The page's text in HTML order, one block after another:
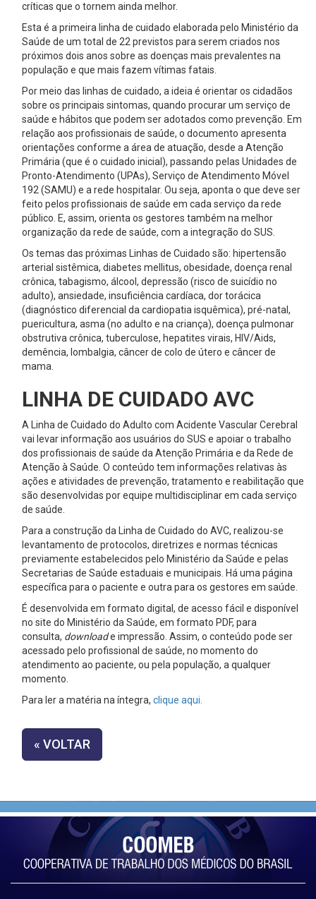
críticas que o tornem ainda melhor.
Esta é a primeira linha de cuidado elaborada pelo Ministério da
Saúde de um total de 22 previstos para serem criados nos
próximos dois anos sobre as doenças mais prevalentes na
população e que mais fazem vítimas fatais.
Por meio das linhas de cuidado, a ideia é orientar os cidadãos
sobre os principais sintomas, quando procurar um serviço de
saúde e hábitos que podem ser adotados como prevenção. Em
relação aos profissionais de saúde, o documento apresenta
orientações conforme a área de atuação, desde a Atenção
Primária (que é o cuidado inicial), passando pelas Unidades de
Pronto-Atendimento (UPAs), Serviço de Atendimento Móvel
192 (SAMU) e a rede hospitalar. Ou seja, aponta o que deve ser
feito pelos profissionais de saúde em cada serviço da rede
público. E, assim, orienta os gestores também na melhor
organização da rede de saúde, com a integração do SUS.
Os temas das próximas Linhas de Cuidado são: hipertensão
arterial sistêmica, diabetes mellitus, obesidade, doença renal
crônica, tabagismo, álcool, depressão (risco de suicídio no
adulto), ansiedade, insuficiência cardíaca, dor torácica
(diagnóstico diferencial da cardiopatia isquêmica), pré-natal,
puericultura, asma (no adulto e na criança), doença pulmonar
obstrutiva crônica, tuberculose, hepatites virais, HIV/Aids,
demência, lombalgia, câncer de colo de útero e câncer de
mama.
LINHA DE CUIDADO AVC
A Linha de Cuidado do Adulto com Acidente Vascular Cerebral
vai levar informação aos usuários do SUS e apoiar o trabalho
dos profissionais de saúde da Atenção Primária e da Rede de
Atenção à Saúde. O conteúdo tem informações relativas às
ações e atividades de prevenção, tratamento e reabilitação que
são desenvolvidas por equipe multidisciplinar em cada serviço
de saúde.
Para a construção da Linha de Cuidado do AVC, realizou-se
levantamento de protocolos, diretrizes e normas técnicas
previamente estabelecidos pelo Ministério da Saúde e pelas
Secretarias de Saúde estaduais e municipais. Há uma página
específica para o paciente e outra para os gestores em saúde.
É desenvolvida em formato digital, de acesso fácil e disponível
no site do Ministério da Saúde, em formato PDF, para
consulta, downloade impressão. Assim, o conteúdo pode ser
acessado pelo profissional de saúde, no momento do
atendimento ao paciente, ou pela população, a qualquer
momento.
Para ler a matéria na íntegra, clique aqui.
« VOLTAR